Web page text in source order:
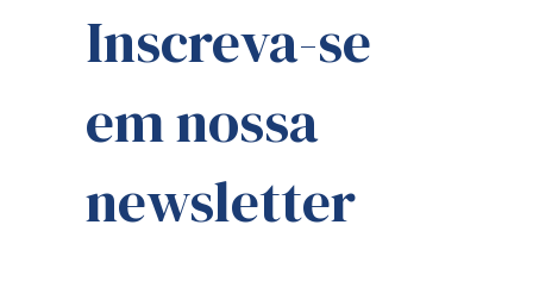
Inscreva-se
em nossa
newsletter